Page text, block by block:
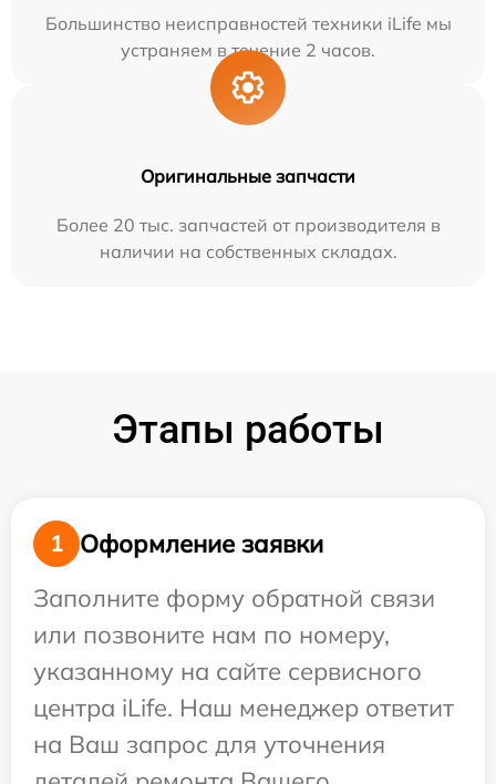
Большинство неисправностей техники iLife мы
устраняем в течение 2 часов.
Оригинальные запчасти
Более 20 тыс. запчастей от производителя в
наличии на собственных складах.
Этапы работы
1
Оформление заявки
Заполните форму обратной связи
или позвоните нам по номеру,
указанному на сайте сервисного
центра iLife. Наш менеджер ответит
на Ваш запрос для уточнения